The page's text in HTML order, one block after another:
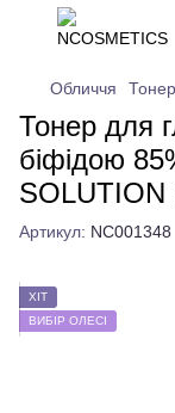
Обличчя
Тонер для
біфідою
Артикул: NC001348
ХІТ
ВИБІР ОЛЕСІ